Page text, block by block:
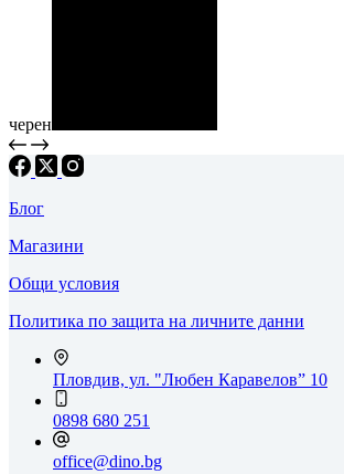
черен
Блог
Магазини
Общи условия
Политика по защита на личните данни
Пловдив, ул. "Любен Каравелов” 10
0898 680 251
office@dino.bg